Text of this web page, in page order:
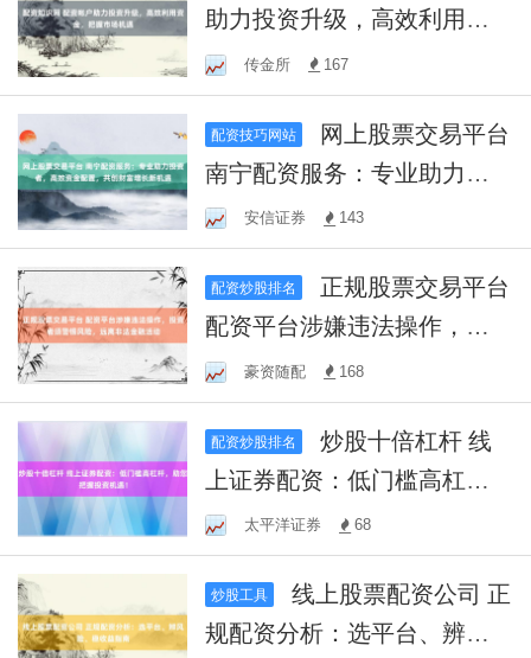
助力投资升级，高效利用资
金，把握市场机遇
传金所 167
配资技巧网站
南宁配资服务：专业助力投
资者，高效资金配置，共创
财富增长新机遇
安信证券 143
配资炒股排名
配资平台涉嫌违法操作，投
资者须警惕风险，远离非法
金融活动
豪资随配 168
配资炒股排名
炒股十倍杠杆 线
上证券配资：低门槛高杠
杆，助您把握投资机遇！
太平洋证券 68
炒股工具
线上股票配资公司 正
规配资分析：选平台、辨风